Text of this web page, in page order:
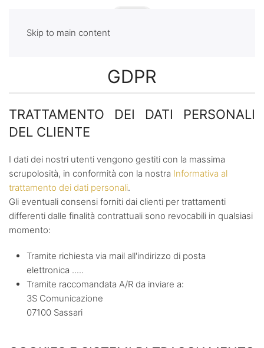
Skip to main content
GDPR
TRATTAMENTO DEI DATI PERSONALI
DEL CLIENTE
I dati dei nostri utenti vengono gestiti con la massima
scrupolosità, in conformità con la nostra Informativa al
trattamento dei dati personali.
Gli eventuali consensi forniti dai clienti per trattamenti
differenti dalle finalità contrattuali sono revocabili in qualsiasi
momento:
Tramite richiesta via mail all'indirizzo di posta
elettronica .....
Tramite raccomandata A/R da inviare a:
3S Comunicazione
07100 Sassari